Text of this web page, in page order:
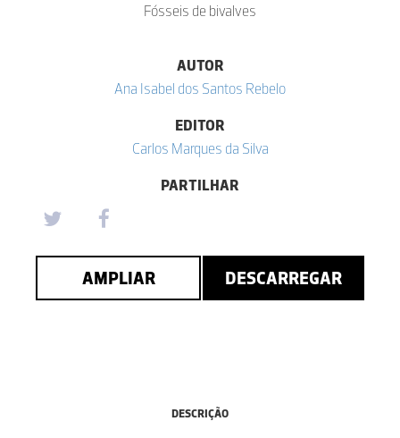
Fósseis de bivalves
AUTOR
Ana Isabel dos Santos Rebelo
EDITOR
Carlos Marques da Silva
PARTILHAR
AMPLIAR DESCARREGAR
DESCRIÇÃO